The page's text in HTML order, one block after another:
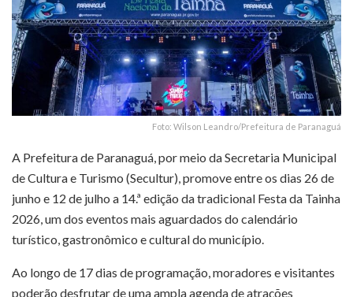
Foto: Wilson Leandro/Prefeitura de Paranaguá
A Prefeitura de Paranaguá, por meio da Secretaria Municipal
de Cultura e Turismo (Secultur), promove entre os dias 26 de
junho e 12 de julho a 14.ª edição da tradicional Festa da Tainha
2026, um dos eventos mais aguardados do calendário
turístico, gastronômico e cultural do município.
Ao longo de 17 dias de programação, moradores e visitantes
poderão desfrutar de uma ampla agenda de atrações